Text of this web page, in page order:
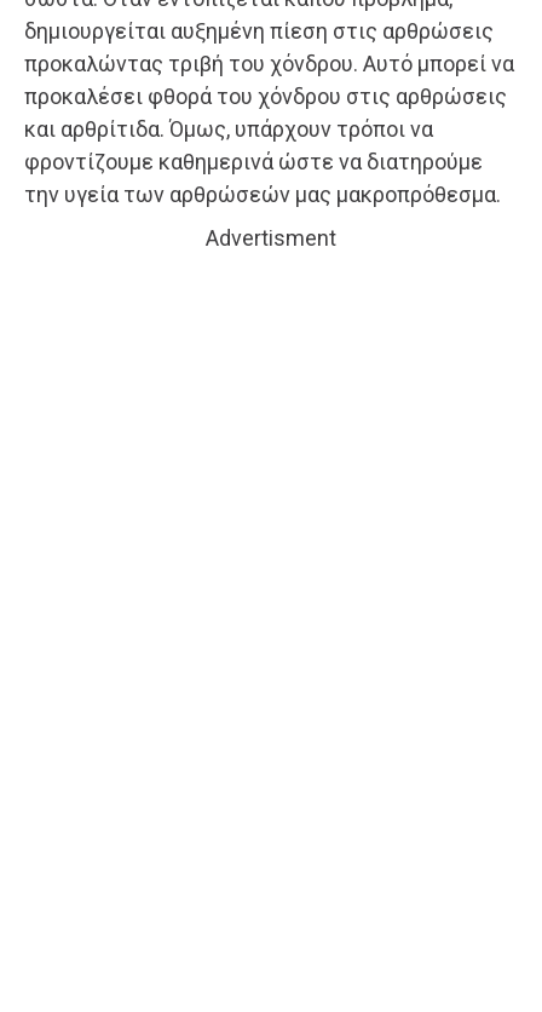
δημιουργείται αυξημένη πίεση στις αρθρώσεις
προκαλώντας τριβή του χόνδρου. Αυτό μπορεί να
προκαλέσει φθορά του χόνδρου στις αρθρώσεις
και αρθρίτιδα. Όμως, υπάρχουν τρόποι να
φροντίζουμε καθημερινά ώστε να διατηρούμε
την υγεία των αρθρώσεών μας μακροπρόθεσμα.
Advertisment